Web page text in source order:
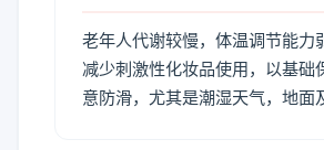
老年人代谢较慢，体温调节能力
减少刺激性化妆品使用，以基
意防滑，尤其是潮湿天气，地面